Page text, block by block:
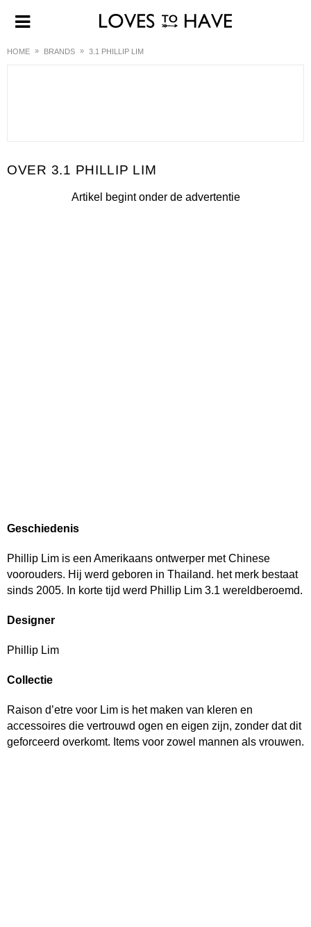
HOME BRANDS 3.1 PHILLIP LIM
3.1 PHILLIP LIM
Artikel begint onder de advertentie
Geschiedenis
Phillip Lim is een Amerikaans ontwerper met Chinese
voorouders. Hij werd geboren in Thailand. het merk bestaat
sinds 2005. In korte tijd werd Phillip Lim 3.1 wereldberoemd.
Designer
Phillip Lim
Collectie
Raison d’etre voor Lim is het maken van kleren en
accessoires die vertrouwd ogen en eigen zijn, zonder dat dit
geforceerd overkomt. Items voor zowel mannen als vrouwen.